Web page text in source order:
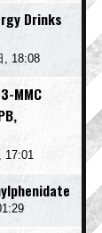
Drinks
, 18:08
MMC
17:01